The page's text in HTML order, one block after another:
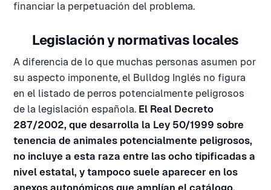
financiar la perpetuación del problema.
Legislación y normativas locales
A diferencia de lo que muchas personas asumen por
su aspecto imponente, el Bulldog Inglés no figura
en el listado de perros potencialmente peligrosos
de la legislación española. El Real Decreto
287/2002, que desarrolla la Ley 50/1999 sobre
tenencia de animales potencialmente peligrosos,
no incluye a esta raza entre las ocho tipificadas a
nivel estatal, y tampoco suele aparecer en los